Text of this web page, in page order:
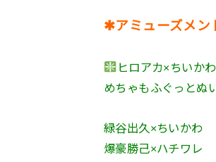
✱アミューズメン
ヒロアカ×ちいかわ
めちゃもふぐっとぬ
緑谷出久×ちいかわ
爆豪勝己×ハチワレ